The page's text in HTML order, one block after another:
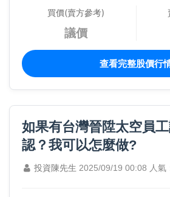
買價(賣方參考)
議價
查看完整股價行
如果有台灣晉陞太空員
認？我可以怎麼做?
投資陳先生 2025/09/19 00:08 人氣